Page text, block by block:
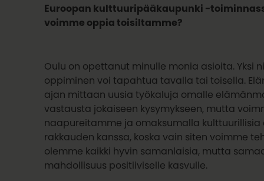
Euroopan kulttuuripääkaupunki -
voimme oppia toisiltamme?
Oulu on opettanut minulle monia asioita. Yksi
oppiminen voi tapahtua tavalla tai toisella.
ajan mittaan uusia työkaluja omalle
vastausta jokaiseen kysymykseen, mutta
naapureitamme ja omaksumalla kulttuurillisia
rakkauden kanssa, koska vain siten voimme
olemme kaikki hyvin samanlaisia, mutta
mahdollisuus positiiviselle kasvulle.